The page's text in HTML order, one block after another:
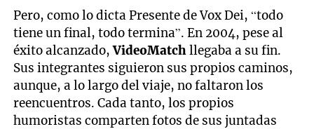
Pero, como lo dicta Presente de Vox Dei, “todo
tiene un final, todo termina”. En 2004, pese al
éxito alcanzado,VideoMatchllegaba a su fin.
Sus integrantes siguieron sus propios caminos,
aunque, a lo largo del viaje, no faltaron los
reencuentros. Cada tanto, los propios
humoristas comparten fotos de sus juntadas